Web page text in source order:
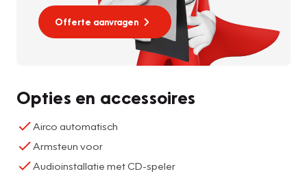
Offerte aanvragen
Opties en accessoires
Airco automatisch
Armsteun voor
Audioinstallatie met CD-speler